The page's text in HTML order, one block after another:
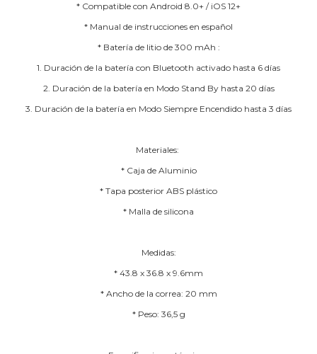
* Compatible con Android 8.0+ / iOS 12+
* Manual de instrucciones en español
* Batería de litio de 300 mAh :
1. Duración de la batería con Bluetooth activado hasta 6 días
2. Duración de la batería en Modo Stand By hasta 20 días
3. Duración de la batería en Modo Siempre Encendido hasta 3 días
Materiales:
* Caja de Aluminio
* Tapa posterior ABS plástico
* Malla de silicona
Medidas:
* 43.8 x 36.8 x 9.6mm
* Ancho de la correa: 20 mm
* Peso: 36,5 g